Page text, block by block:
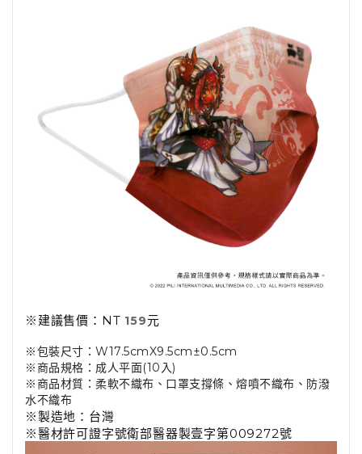
※建議售價：NT 159元
※包裝尺寸：W17.5cmX9.5cm±0.5cm
※商品規格：成人平面(10入)
※商品材質：柔軟不織布、口罩支撐條、熔噴不織布、防潑
水不織布
※製造地：台灣
※醫材許可證字號衛部醫器製壹字第009272號